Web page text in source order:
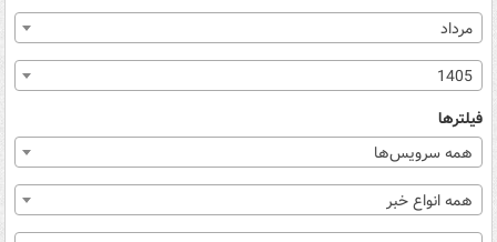
مرداد
1405
فیلترها
همه سرویس‌ها
همه انواع خبر